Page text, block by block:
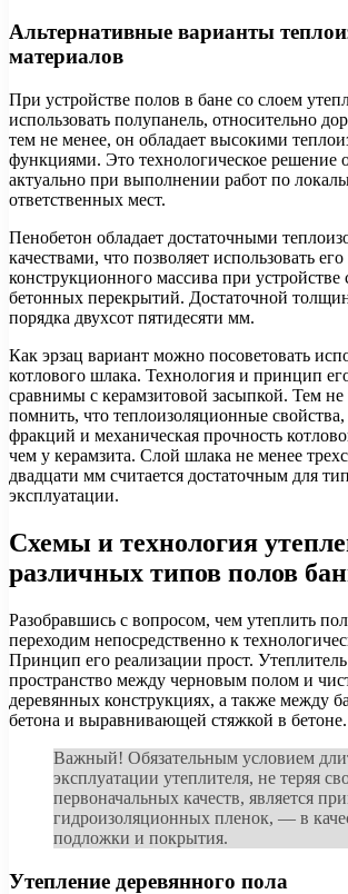
Альтернативные варианты
материалов
При устройстве полов в бане со слоем
использовать полупанель, относительно
тем не менее, он обладает высокими
функциями. Это технологическое решение
актуально при выполнении работ по
ответственных мест.
Пенобетон обладает достаточными
качествами, что позволяет использовать его
конструкционного массива при
бетонных перекрытий. Достаточной
порядка двухсот пятидесяти мм.
Как эрзац вариант можно посоветовать
котлового шлака. Технология и принцип
сравнимы с керамзитовой засыпкой. Тем не
помнить, что теплоизоляционные
фракций и механическая прочность
чем у керамзита. Слой шлака не менее
двадцати мм считается достаточным для
эксплуатации.
Схемы и технология
различных типов полов
Разобравшись с вопросом, чем утеплить
переходим непосредственно к
Принцип его реализации прост. Утеплитель
пространство между черновым полом и
деревянных конструкциях, а также между
бетона и выравнивающей стяжкой в ​​бетоне.
Важный! Обязательным условием
эксплуатации утеплителя, не теряя
первоначальных качеств, является
гидроизоляционных пленок, — в
подложки и покрытия.
Утепление деревянного пола